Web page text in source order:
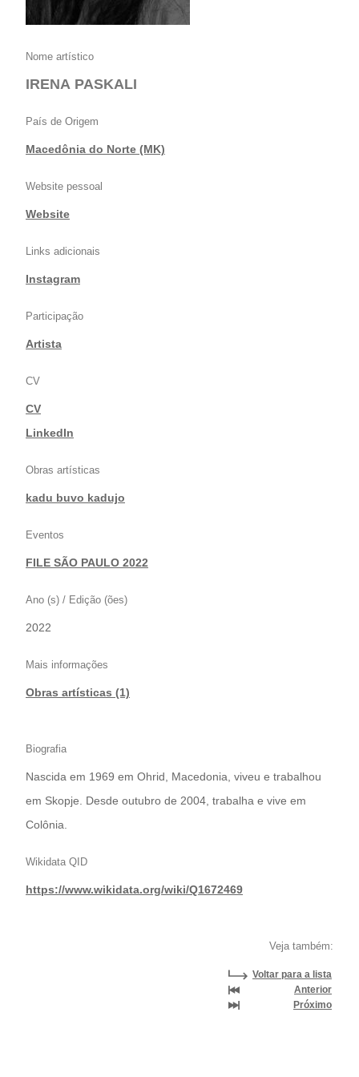
Nome artístico
IRENA PASKALI
País de Origem
Macedônia do Norte (MK)
Website pessoal
Website
Links adicionais
Instagram
Participação
Artista
CV
CV
|LinkedIn
Obras artísticas
kadu buvo kadujo
Eventos
FILE SÃO PAULO 2022
Ano (s) / Edição (ões)
2022
Mais informações
Obras artísticas (1)
Biografia
Nascida em 1969 em Ohrid, Macedonia, viveu e trabalhou
em Skopje. Desde outubro de 2004, trabalha e vive em
Colônia.
Wikidata QID
https://www.wikidata.org/wiki/Q1672469
Veja também:
Voltar para a lista
Anterior
Próximo